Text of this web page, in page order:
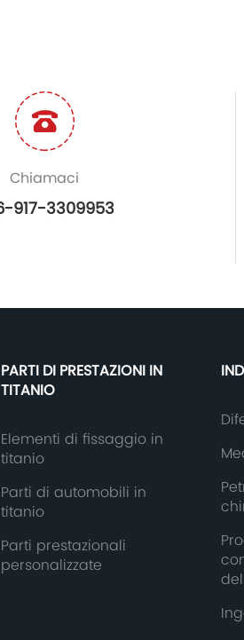
Chiamaci
917-3309953
PARTI DI PRESTAZIONI IN
TITANIO
Elementi di fissaggio in
titanio
Parti di automobili in
titanio
Parti prestazionali
personalizzate